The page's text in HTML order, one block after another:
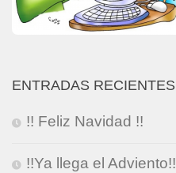
ENTRADAS RECIENTES
!! Feliz Navidad !!
!!Ya llega el Adviento!!